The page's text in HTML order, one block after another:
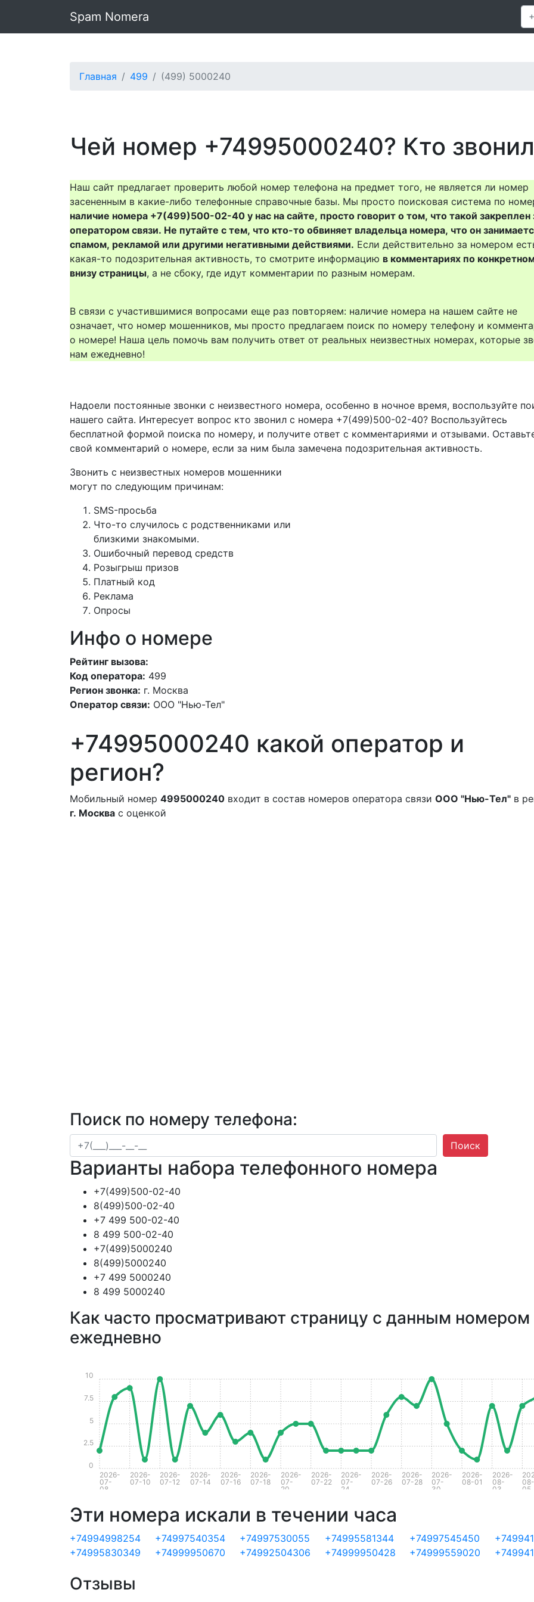
Spam Nomera
Главная 499 (499) 5000240
Чей номер +74995000240? Кто
Наш сайт предлагает проверить любой номер телефона на предмет того, не является ли номер
засененным в какие-либо телефонные справочные базы. Мы просто поисковая система по
наличие номера +7(499)500-02-40 у нас на сайте, просто говорит о том, что такой закреплен
оператором связи. Не путайте с тем, что кто-то обвиняет владельца номера, что он
спамом, рекламой или другими негативными действиями. Если действительно за номером
какая-то подозрительная активность, то смотрите информацию в комментариях по
внизу страницы, а не сбоку, где идут комментарии по разным номерам.
В связи с участившимися вопросами еще раз повторяем: наличие номера на нашем сайте не
означает, что номер мошенников, мы просто предлагаем поиск по номеру телефону и
о номере! Наша цель помочь вам получить ответ от реальных неизвестных номерах, которые
нам ежедневно!
Надоели постоянные звонки с неизвестного номера, особенно в ночное время, воспользуйте
нашего сайта. Интересует вопрос кто звонил с номера +7(499)500-02-40? Воспользуйтесь
бесплатной формой поиска по номеру, и получите ответ с комментариями и отзывами.
свой комментарий о номере, если за ним была замечена подозрительная активность.
Звонить с неизвестных номеров мошенники
могут по следующим причинам:
SMS-просьба
Что-то случилось с родственниками или
близкими знакомыми.
Ошибочный перевод средств
Розыгрыш призов
Платный код
Реклама
Опросы
Инфо о номере
Рейтинг вызова:
Код оператора: 499
Регион звонка: г. Москва
Оператор связи: ООО "Нью-Тел"
+74995000240 какой оператор и
регион?
Мобильный номер 4995000240 входит в состав номеров оператора связи ООО "Нью-Тел" в
г. Москва с оценкой
Поиск по номеру телефона:
Поиск
Варианты набора телефонного номера
+7(499)500-02-40
8(499)500-02-40
+7 499 500-02-40
8 499 500-02-40
+7(499)5000240
8(499)5000240
+7 499 5000240
8 499 5000240
Как часто просматривают страницу с данным номером
ежедневно
2026-
07-
08
2026-
07-10
2026-
07-12
2026-
07-14
2026-
07-16
2026-
07-18
2026-
07-
20
2026-
07-22
2026-
07-
24
2026-
07-26
2026-
07-28
2026-
07-
30
2026-
08-01
2026-
08-
03
08-
05
0
2.5
5
7.5
10
Эти номера искали в течении часа
+74994998254 +74997540354 +74997530055 +74995581344 +74997545450
+74995830349
+74999950670 +74992504306 +74999950428 +74999559020
Отзывы